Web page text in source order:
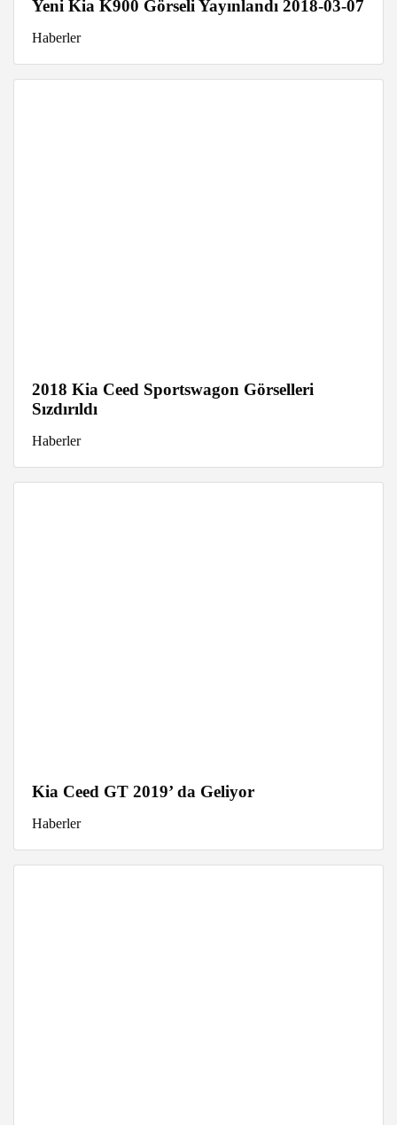
Yeni Kia K900 Görseli Yayınlandı 2018-03-07
Haberler
2018 Kia Ceed Sportswagon Görselleri
Sızdırıldı
Haberler
Kia Ceed GT 2019’ da Geliyor
Haberler